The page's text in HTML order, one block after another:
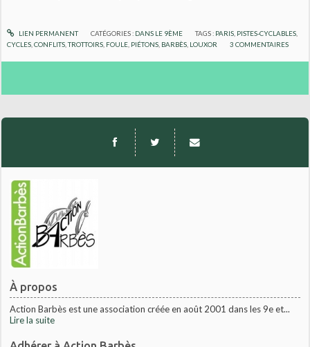
À propos
Action Barbès est une association créée en août 2001 dans les 9e et...
Lire la suite
LIEN PERMANENT CATÉGORIES : DANS LE 9ÈME TAGS : PARIS PISTES-CYCLABLES
CYCLES ,CONFLITS ,TROTTOIRS FOULE PIÉTONS BARBÈS LOUXOR 3 COMMENTAIRES